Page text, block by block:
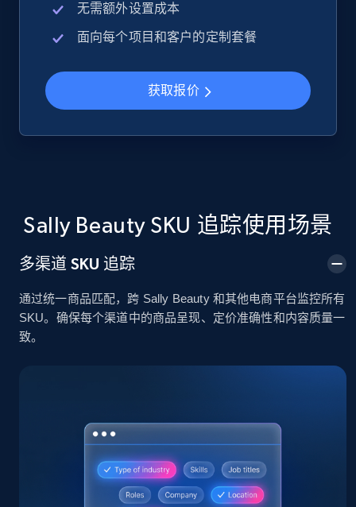
Google Shopping
Rating, Reviews count, Images, Variations, and
more.
Google Shopping - collects products from
web using keywords
URL, Product id, Title, Product description,
more.
Amazon products global dataset
Title, Seller name, Brand, Description, Initial
price, Currency, Availability, Reviews count, and
无需额外设置成本
面向每个项目和客户的定制套餐
获取报价
Sally Beauty SKU 追踪使用场景
多渠道 SKU 追踪
通过统一商品匹配，跨 Sally Beauty 和其他电商平台监控所有
SKU。确保每个渠道中的商品呈现、定价准确性和内容质量一
致。